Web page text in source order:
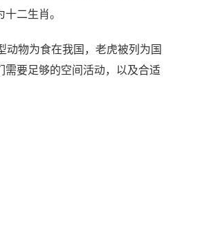
二生肖。
动物为食在我国，老虎被列为国
需要足够的空间活动，以及合适